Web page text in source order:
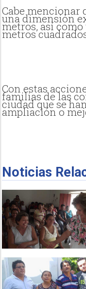
Cabe mencionar
una dimensión
metros, así como
metros
Con estas
familias de las
ciudad que se
ampliación o
Noticias